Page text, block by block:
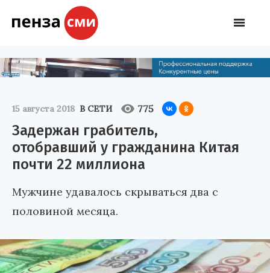
15 августа 2018 В СЕТИ 775
Задержан грабитель,
отобравший у гражданина Китая
почти 22 миллиона
Мужчине удавалось скрываться два с
половиной месяца.